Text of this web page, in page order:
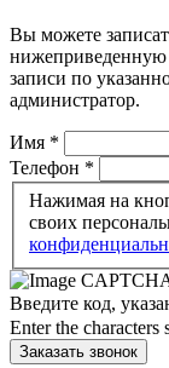
Вы можете
нижеприведенную
записи по
администратор.
Имя *
Телефон *
Нажимая на
своих
Введите код,
Enter the characters